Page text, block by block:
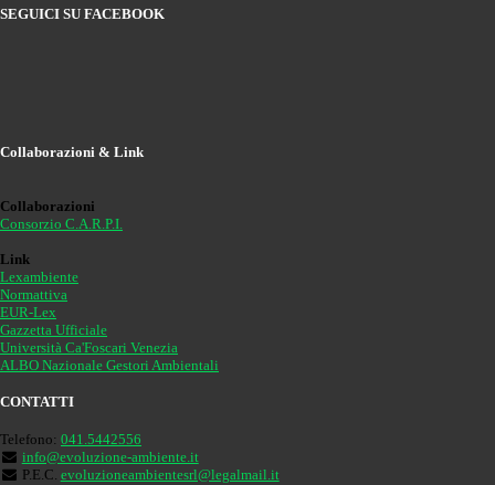
SEGUICI SU FACEBOOK
Collaborazioni & Link
Collaborazioni
Consorzio C.A.R.P.I.
Link
Lexambiente
Normattiva
EUR-Lex
Gazzetta Ufficiale
Università Ca'Foscari Venezia
ALBO Nazionale Gestori Ambientali
CONTATTI
Telefono: 041.5442556
info@evoluzione-ambiente.it
P.E.C. evoluzioneambientesrl@legalmail.it